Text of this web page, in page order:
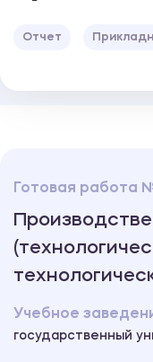
Отчет
Готовая работа №
Учебное
государственный